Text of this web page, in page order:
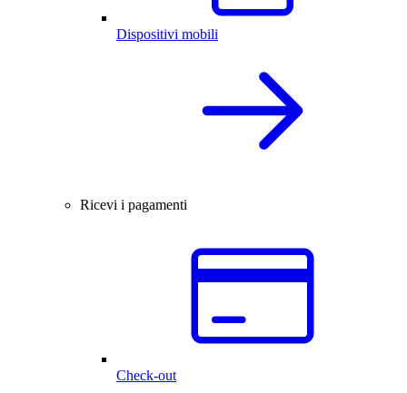
Dispositivi mobili
Ricevi i pagamenti
Check-out